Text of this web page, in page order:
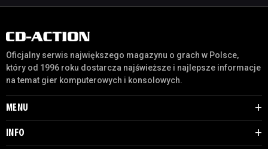
Oficjalny serwis największego magazynu o grach w Polsce,
który od 1996 roku dostarcza najświeższe i najlepsze informacje
na temat gier komputerowych i konsolowych.
MENU
INFO